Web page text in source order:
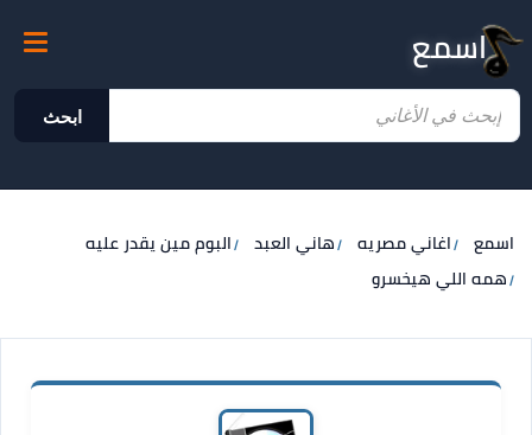
اسمع
ابحث
اسمع اغاني مصريه هاني العبد
البوم مين يقدر عليه
همه اللي هيخسرو